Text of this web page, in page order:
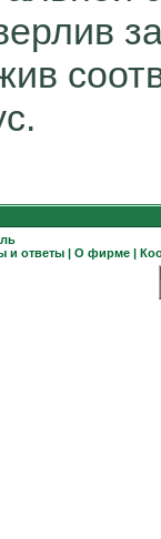
и ответы | О фирме |